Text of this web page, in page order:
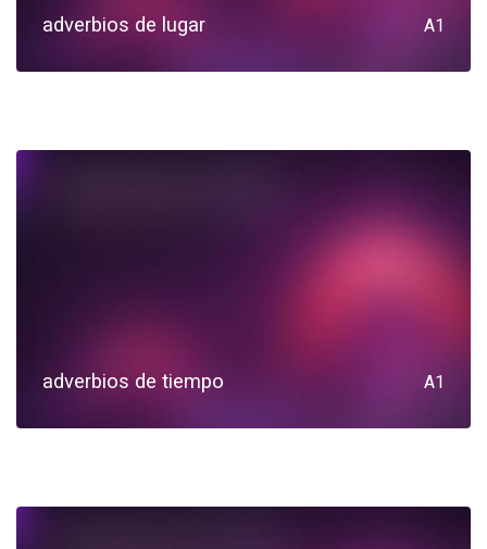
adverbios de lugar A1
adverbios de tiempo A1